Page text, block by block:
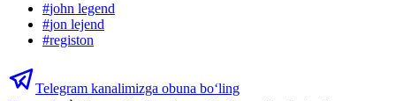
#john legend
#jon lejend
#registon
Telegram kanalimizga obuna bo‘ling